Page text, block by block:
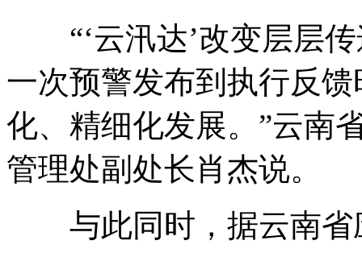
“‘云汛达’改变层层传
一次预警发布到执行反
化、精细化发展。”云南
管理处副处长肖杰说。
与此同时，据云南省